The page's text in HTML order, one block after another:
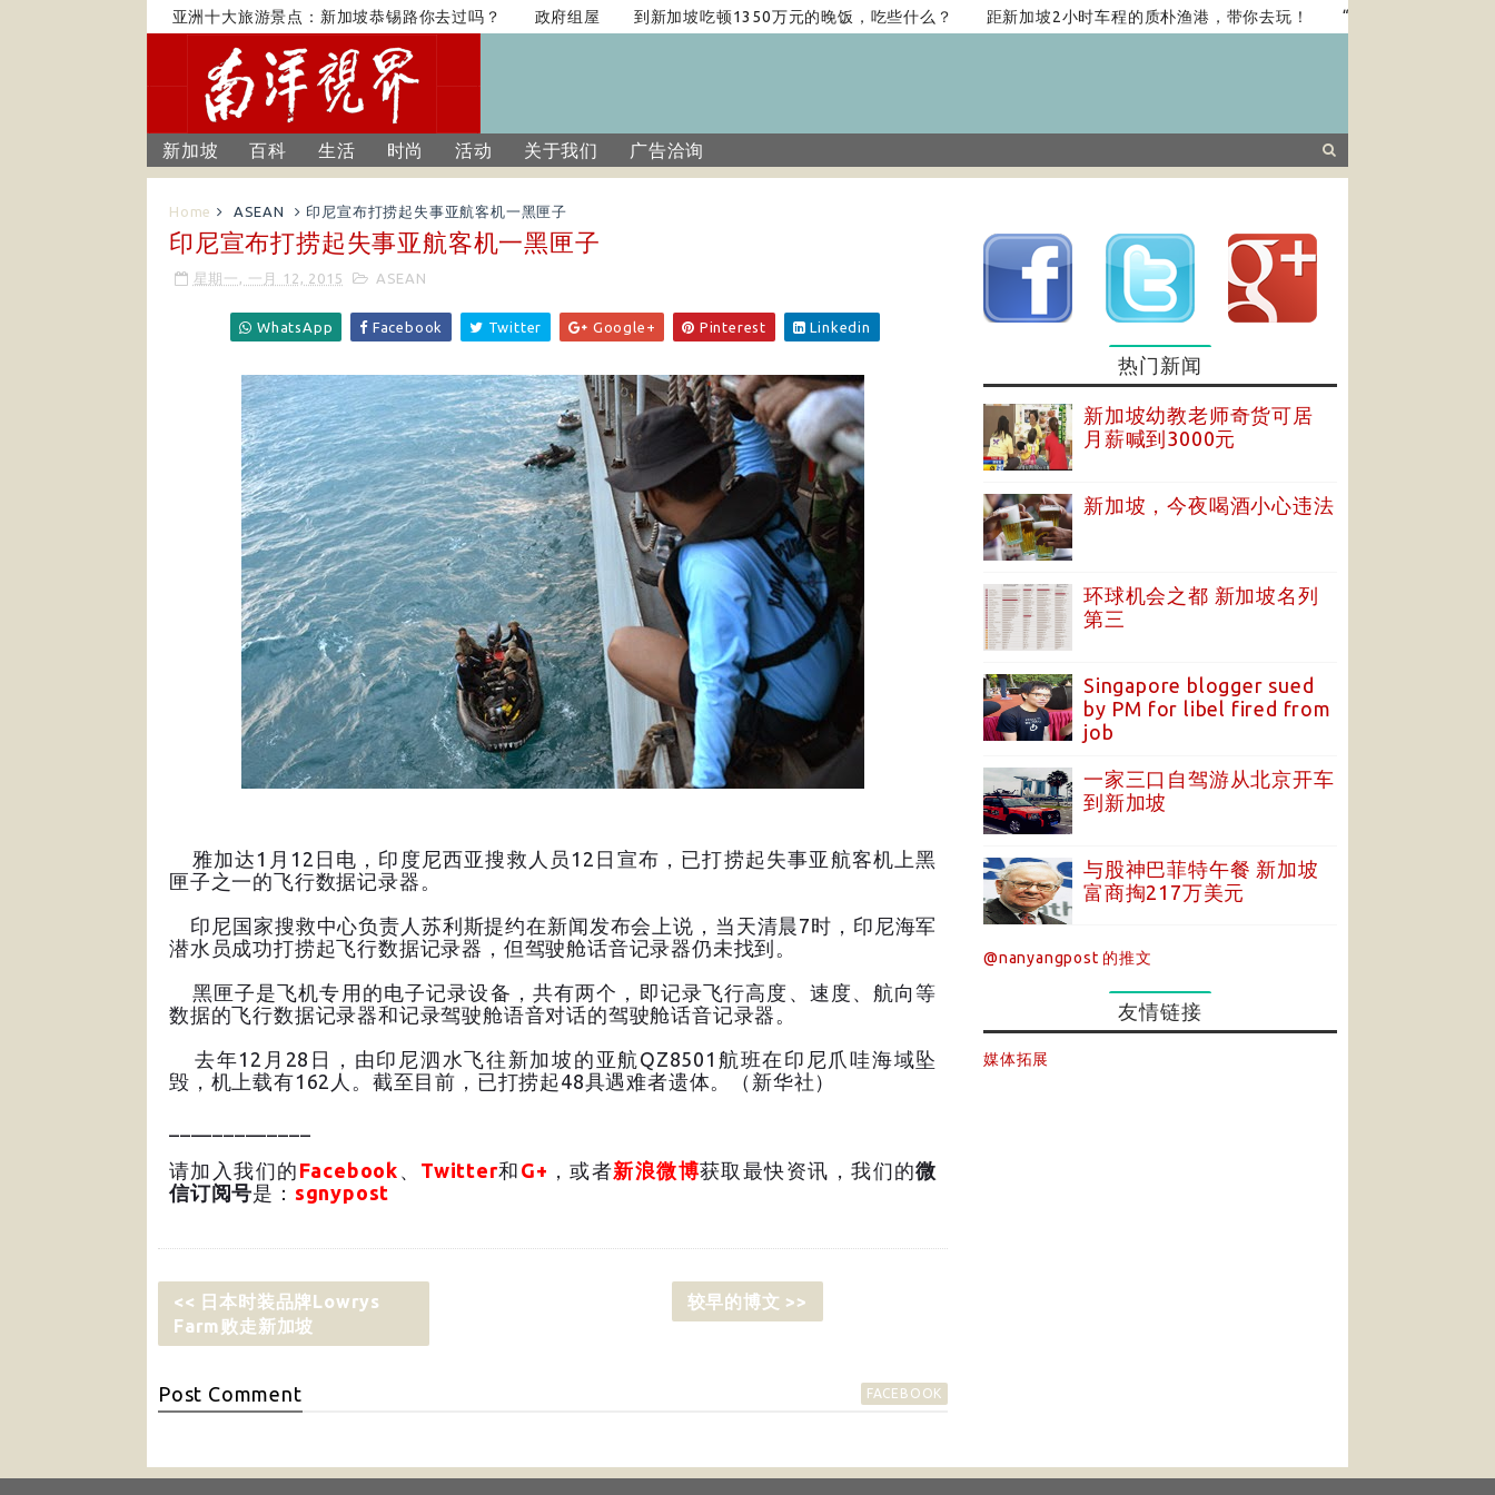
亚洲十大旅游景点：新加坡恭锡路你去过吗？ 政府组屋 到新加坡吃顿1350万元的晚饭，吃些什么？ 距新加坡2小时车程的质朴渔港，带你去玩！ “澄鉴和光”——中国书
新加坡 百科 生活 时尚 活动 关于我们 广告洽询
Home ASEAN 印尼宣布打捞起失事亚航客机一黑匣子
印尼宣布打捞起失事亚航客机一黑匣子
星期一, 一月 12, 2015 ASEAN
WhatsApp Facebook Twitter Google+ Pinterest Linkedin
雅加达1月12日电，印度尼西亚搜救人员12日宣布，已打捞起失事亚航客机上黑
匣子之一的飞行数据记录器。
印尼国家搜救中心负责人苏利斯提约在新闻发布会上说，当天清晨7时，印尼海军
潜水员成功打捞起飞行数据记录器，但驾驶舱话音记录器仍未找到。
黑匣子是飞机专用的电子记录设备，共有两个，即记录飞行高度、速度、航向等
数据的飞行数据记录器和记录驾驶舱语音对话的驾驶舱话音记录器。
去年12月28日，由印尼泗水飞往新加坡的亚航QZ8501航班在印尼爪哇海域坠
毁，机上载有162人。截至目前，已打捞起48具遇难者遗体。（新华社）
请加入我们的 Facebook 、 Twitter和 G+ ，或者新浪微博获取最快资讯，我们的微
信订阅号是： sgnypost
<< 日本时装品牌Lowrys
Farm败走新加坡
较早的博文 >>
Post Comment FACEBOOK
热门新闻
新加坡幼教老师奇货可居
月薪喊到3000元
新加坡，今夜喝酒小心违法
环球机会之都 新加坡名列
第三
Singapore blogger sued
by PM for libel fired from
job
一家三口自驾游从北京开车
到新加坡
与股神巴菲特午餐 新加坡
富商掏217万美元
@nanyangpost 的推文
友情链接
媒体拓展